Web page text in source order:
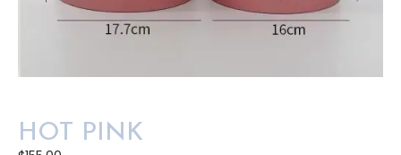
HOT PINK